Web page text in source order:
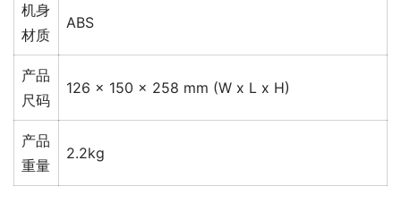
机身
材质
ABS
产品
尺码
126 x 150 x 258 mm (W x L x H)
产品
重量
2.2kg